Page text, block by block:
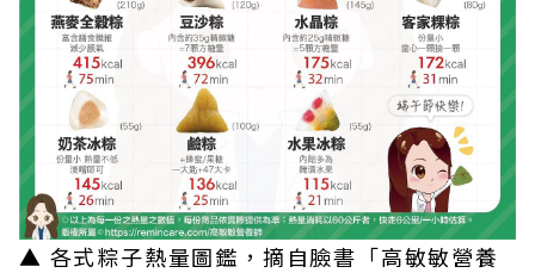
▲ 各式粽子熱量圖鑑，摘自臉書「高敏敏營養